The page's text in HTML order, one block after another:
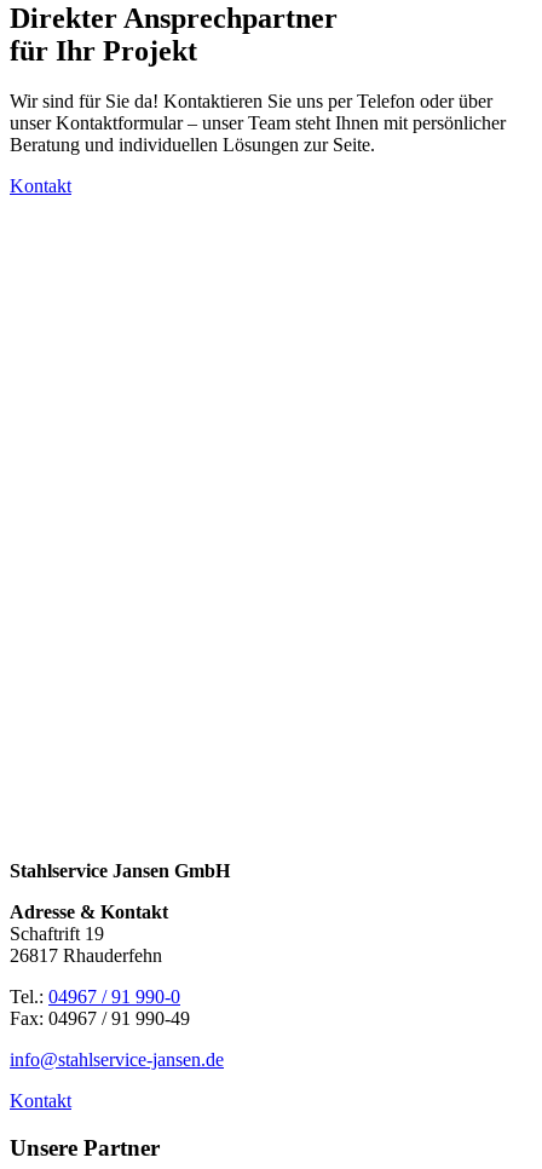
Direkter Ansprechpartner
für Ihr Projekt
Wir sind für Sie da! Kontaktieren Sie uns per Telefon oder über
unser Kontaktformular – unser Team steht Ihnen mit persönlicher
Beratung und individuellen Lösungen zur Seite.
Kontakt
Stahlservice Jansen GmbH
Adresse & Kontakt
Schaftrift 19
26817 Rhauderfehn
Tel.: 04967 / 91 990-0
Fax: 04967 / 91 990-49
info@stahlservice-jansen.de
Kontakt
Unsere Partner